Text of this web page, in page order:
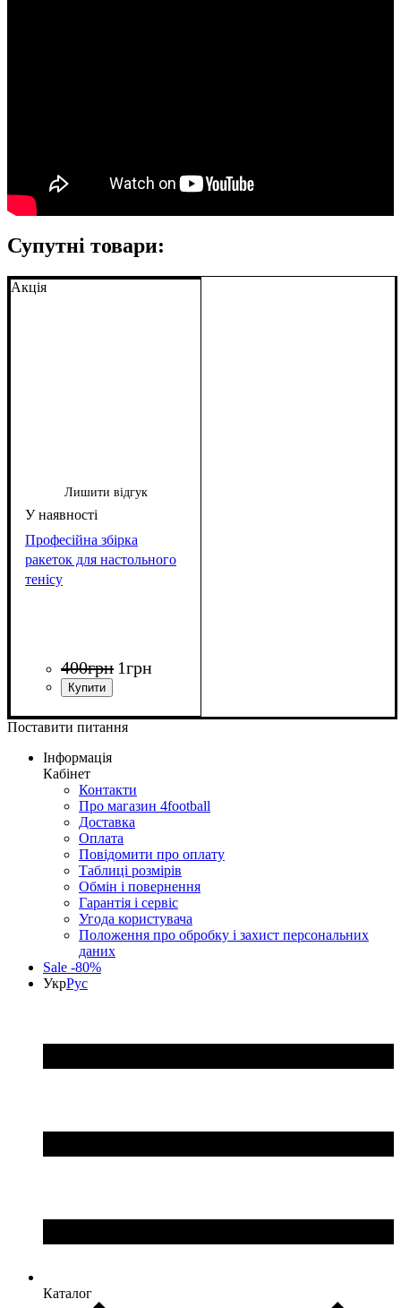
Супутні товари:
Акція
Лишити відгук
Професійна збірка
ракеток для настольного
тенісу
400грн 1грн
Поставити питання
Інформація
Кабінет
Контакти
Про магазин 4football
Доставка
Оплата
Повідомити про оплату
Таблиці розмірів
Обмін і повернення
Гарантія і сервіс
Угода користувача
Положення про обробку і захист персональних
даних
Sale -80%
УкрРус
Каталог